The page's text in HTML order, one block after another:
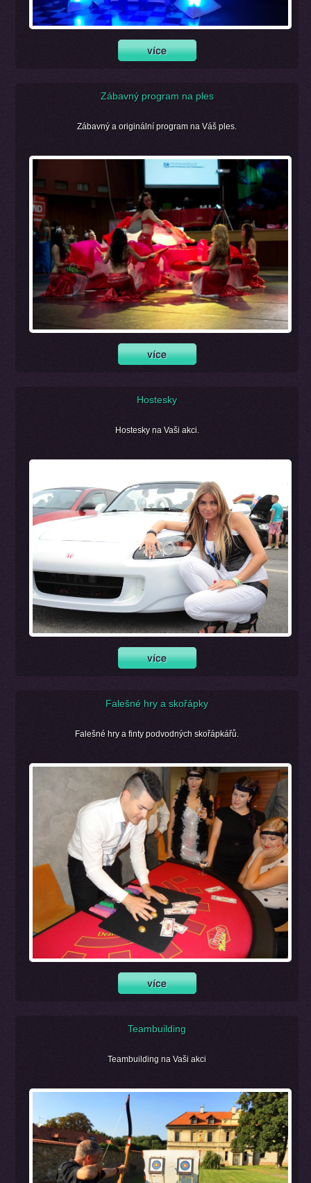
Zábavný program na ples
Zábavný a originální program na Váš ples.
Hostesky
Hostesky na Vaši akci.
Falešné hry a skořápky
Falešné hry a finty podvodných skořápkářů.
Teambuilding
Teambuilding na Vaši akci